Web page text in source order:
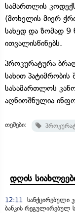
სამართლის
(მოხელის მიერ
სახედ და ზომად 9
ითვალისწინებს.
პროკურატურა
სახით
სასამართლოს
აღნიოშნულია
თემები:
დღის
12:11
სანქცირებული
ბანკის რეგულირებულ